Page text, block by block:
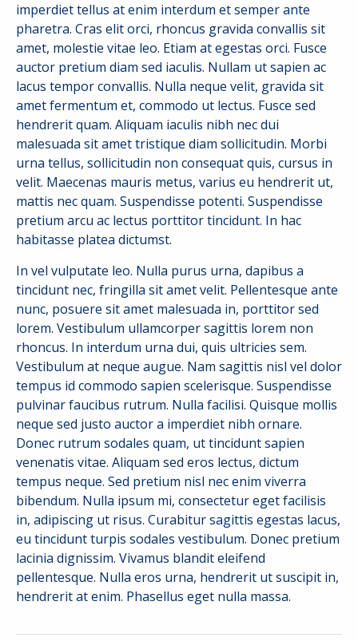
imperdiet tellus at enim interdum et semper ante
pharetra. Cras elit orci, rhoncus gravida convallis sit
amet, molestie vitae leo. Etiam at egestas orci. Fusce
auctor pretium diam sed iaculis. Nullam ut sapien ac
lacus tempor convallis. Nulla neque velit, gravida sit
amet fermentum et, commodo ut lectus. Fusce sed
hendrerit quam. Aliquam iaculis nibh nec dui
malesuada sit amet tristique diam sollicitudin. Morbi
urna tellus, sollicitudin non consequat quis, cursus in
velit. Maecenas mauris metus, varius eu hendrerit ut,
mattis nec quam. Suspendisse potenti. Suspendisse
pretium arcu ac lectus porttitor tincidunt. In hac
habitasse platea dictumst.
In vel vulputate leo. Nulla purus urna, dapibus a
tincidunt nec, fringilla sit amet velit. Pellentesque ante
nunc, posuere sit amet malesuada in, porttitor sed
lorem. Vestibulum ullamcorper sagittis lorem non
rhoncus. In interdum urna dui, quis ultricies sem.
Vestibulum at neque augue. Nam sagittis nisl vel dolor
tempus id commodo sapien scelerisque. Suspendisse
pulvinar faucibus rutrum. Nulla facilisi. Quisque mollis
neque sed justo auctor a imperdiet nibh ornare.
Donec rutrum sodales quam, ut tincidunt sapien
venenatis vitae. Aliquam sed eros lectus, dictum
tempus neque. Sed pretium nisl nec enim viverra
bibendum. Nulla ipsum mi, consectetur eget facilisis
in, adipiscing ut risus. Curabitur sagittis egestas lacus,
eu tincidunt turpis sodales vestibulum. Donec pretium
lacinia dignissim. Vivamus blandit eleifend
pellentesque. Nulla eros urna, hendrerit ut suscipit in,
hendrerit at enim. Phasellus eget nulla massa.